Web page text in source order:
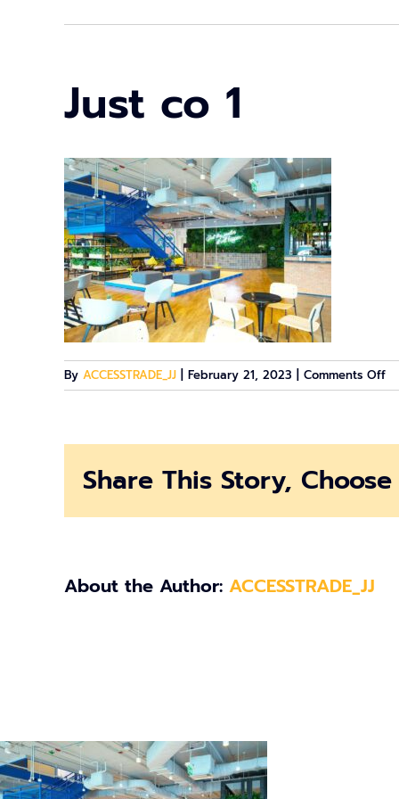
Just co 1
By ACCESSTRADE_JJ February 21, 2023 Comments Offon
Share This Story,
About the Author: ACCESSTRADE_JJ